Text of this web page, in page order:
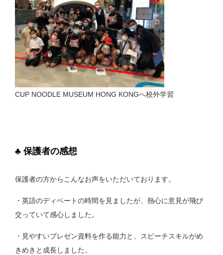
CUP NOODLE MUSEUM HONG KONGへ校外学習
♣ 保護者の感想
保護者の方からこんなお声をいただいております。
・英語のディベートの時間を見ましたが、熱心に意見が飛び
交っていて感心しました。
・見やすいプレゼン資料を作る能力と、スピーチスキルがめ
きめきと成長しました。